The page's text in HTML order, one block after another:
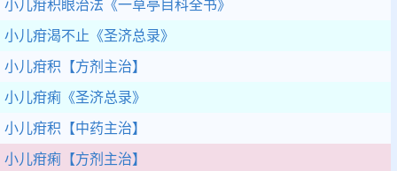
小儿疳积眼治法 《一草亭目科全书》
小儿疳渴不止 《圣济总录》
小儿疳积 【方剂主治】
小儿疳痢 《圣济总录》
小儿疳积 【中药主治】
小儿疳痢 【方剂主治】